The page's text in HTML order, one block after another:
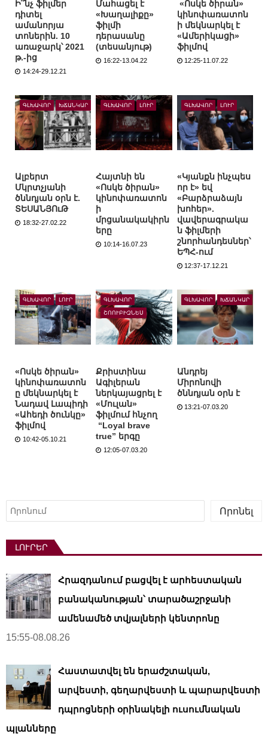
Ի՞նչ ֆիլմեր
դիտել
ամանորյա
տոներին. 10
առաջարկ՝ 2021
թ.-ից
14:24-29.12.21
Մահացել է
«Խաղալիքը»
ֆիլմի
դերասանը
(տեսանյութ)
16:22-13.04.22
«Ոսկե ծիրան»
կինոփառատոն
ի մեկնարկել է
«Ամերիկացի»
ֆիլմով
12:25-11.07.22
ԳԼԽԱՎՈՐ ԽՃԱՆԿԱՐ
Ալբերտ
Մկրտչյանի
ծննդյան օրն է.
ՏԵՍԱՆՅՈւԹ
18:32-27.02.22
ԳԼԽԱՎՈՐ ԼՈՒՐ
Հայտնի են
«Ոսկե ծիրան»
կինոփառատոն
ի
մրցանակակիրն
երը
10:14-16.07.23
ԳԼԽԱՎՈՐ ԼՈՒՐ
«Կյանքն ինչպես
որ է» եվ
«Բարձրաձայն
խոհեր».
վավերագրակա
ն ֆիլմերի
շնորհանդեսներ՝
ԵՊՀ-ում
12:37-17.12.21
ԳԼԽԱՎՈՐ ԼՈՒՐ
«Ոսկե ծիրան»
կինոփառատոն
ը մեկնարկել է
Նադավ Լապիդի
«Ահեդի ծունկը»
ֆիլմով
10:42-05.10.21
ԳԼԽԱՎՈՐ
ՇՈՈՒԲԻԶՆԵՍ
Քրիստինա
Ագիլերան
ներկայացրել է
«Մուլան»
ֆիլմում հնչող
“Loyal brave
true” երգը
12:05-07.03.20
ԳԼԽԱՎՈՐ ԽՃԱՆԿԱՐ
Անդրեյ
Միրոնովի
ծննդյան օրն է
13:21-07.03.20
Որոնել
Որոնել
ԼՈՒՐԵՐ
Հրազդանում բացվել է արհեստական ​​
բանականության՝ տարածաշրջանի
ամենամեծ տվյալների կենտրոնը
15:55-08.08.26
Հաստատվել են երաժշտական,
արվեստի, գեղարվեստի և պարարվեստի
դպրոցների օրինակելի ուսումնական
պլանները